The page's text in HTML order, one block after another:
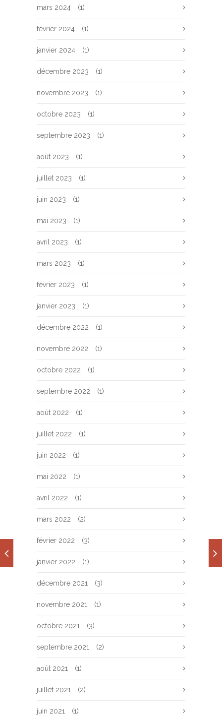
mars 2024 (1)
février 2024 (1)
janvier 2024 (1)
décembre 2023 (1)
novembre 2023 (1)
octobre 2023 (1)
septembre 2023 (1)
août 2023 (1)
juillet 2023 (1)
juin 2023 (1)
mai 2023 (1)
avril 2023 (1)
mars 2023 (1)
février 2023 (1)
janvier 2023 (1)
décembre 2022 (1)
novembre 2022 (1)
octobre 2022 (1)
septembre 2022 (1)
août 2022 (1)
juillet 2022 (1)
juin 2022 (1)
mai 2022 (1)
avril 2022 (1)
mars 2022 (2)
février 2022 (3)
janvier 2022 (1)
décembre 2021 (3)
novembre 2021 (1)
octobre 2021 (3)
septembre 2021 (2)
août 2021 (1)
juillet 2021 (2)
juin 2021 (1)